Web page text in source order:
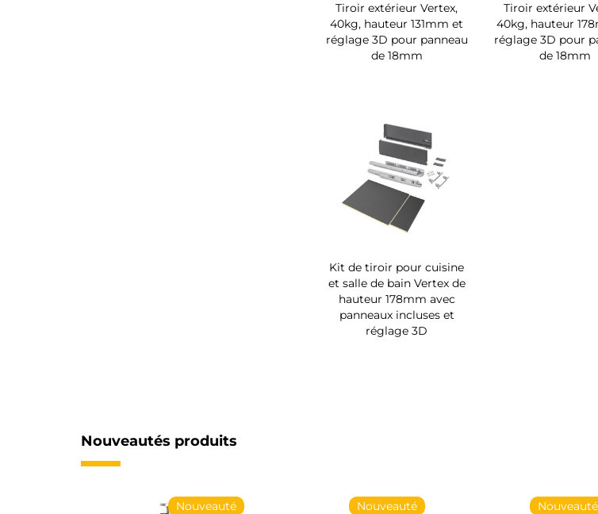
Tiroir extérieur Vertex,
40kg, hauteur 131mm et
réglage 3D pour panneau
de 18mm
Tiroir extérieur
40kg, hauteur
réglage 3D pour
de 18mm
Kit de tiroir pour cuisine
et salle de bain Vertex de
hauteur 178mm avec
panneaux incluses et
réglage 3D
Nouveautés produits
Nouveauté Nouveauté Nouveauté